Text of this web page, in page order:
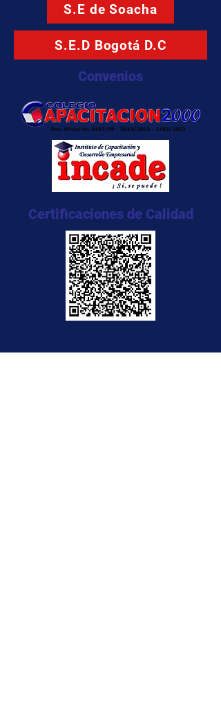
S.E de Soacha
S.E.D Bogotá D.C
Convenios
Certificaciones de Calidad